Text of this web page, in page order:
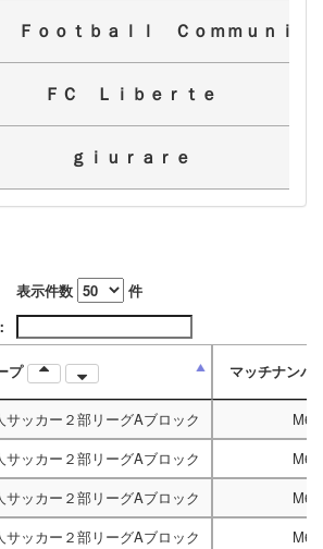
Ｆｏｏｔｂａｌｌ Ｃｏｍｍｕｎｉｔ
ＦＣ Ｌｉｂｅｒｔｅ
ｇｉｕｒａｒｅ
表示件数
件
プ マッチナンバ
ッカー２部リーグAブロック
ッカー２部リーグAブロック
ッカー２部リーグAブロック
ッカー２部リーグAブロック